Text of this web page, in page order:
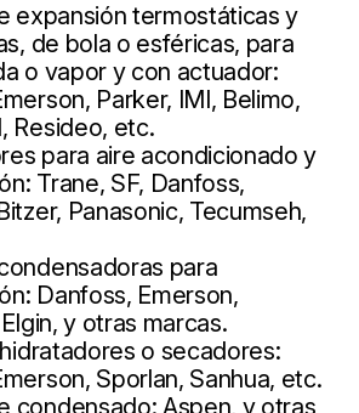
expansión termostáticas y
de bola o esféricas, para
o vapor y con actuador:
Parker, IMI, Belimo,
Resideo, etc.
para aire acondicionado y
Trane, SF, Danfoss,
Panasonic, Tecumseh,
para
Danfoss, Emerson,
y otras marcas.
o secadores:
Sporlan, Sanhua, etc.
condensado: Aspen, y otras